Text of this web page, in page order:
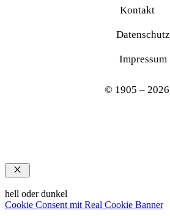
Kontakt
Datenschutz
Impressum
© 1905 – 2026
Schließen
hell oder dunkel
Cookie Consent mit Real Cookie Banner